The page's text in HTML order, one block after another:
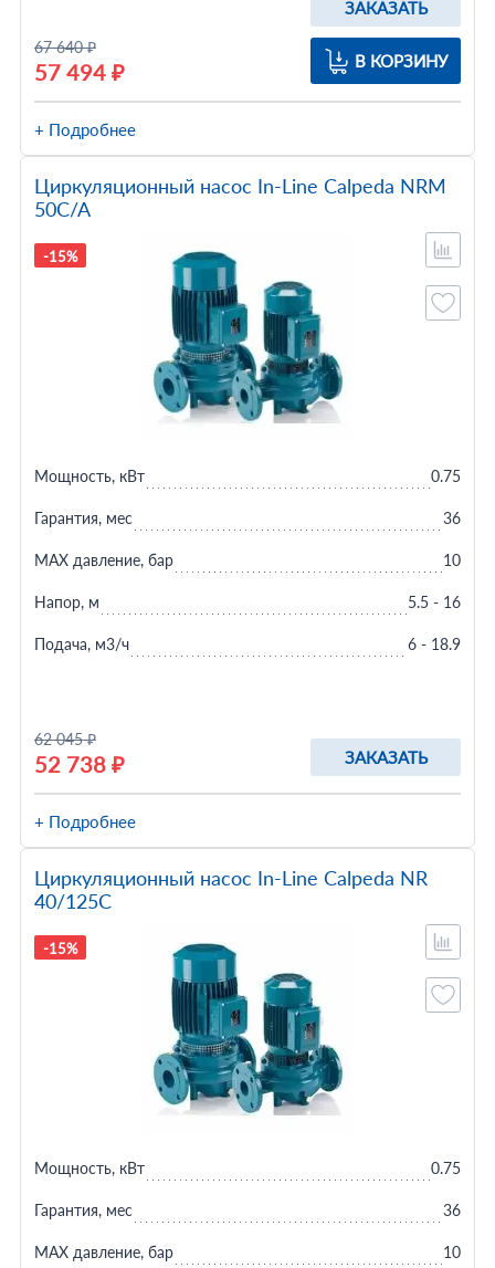
67 640 ₽
57 494 ₽
ЗАКАЗАТЬ
В КОРЗИНУ
+ Подробнее
Циркуляционный насос In-Line Calpeda NRM
50C/A
-15%
62 045 ₽
52 738 ₽ ЗАКАЗАТЬ
Мощность, кВт 0.75
Гарантия, мес 36
MAX давление, бар 10
Напор, м 5.5 - 16
Подача, м3/ч 6 - 18.9
+ Подробнее
Циркуляционный насос In-Line Calpeda NR
40/125C
-15%
Мощность, кВт 0.75
Гарантия, мес 36
MAX давление, бар 10